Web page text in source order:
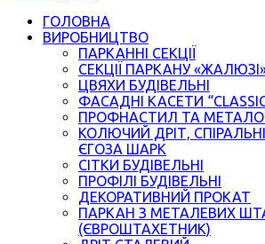
ГОЛОВНА
ВИРОБНИЦТВО
ПАРКАННІ СЕКЦІЇ
СЕКЦІЇ ПАРКАНУ
ЦВЯХИ БУДІВЕЛЬНІ
ФАСАДНІ КАСЕТИ
ПРОФНАСТИЛ ТА
КОЛЮЧИЙ ДРІТ,
ЄГОЗА ШАРК
СІТКИ БУДІВЕЛЬНІ
ПРОФІЛІ БУДІВЕЛЬНІ
ДЕКОРАТИВНИЙ ПРОКАТ
ПАРКАН З МЕТАЛЕВИХ
(ЄВРОШТАХЕТНИК)